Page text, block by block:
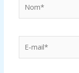
mail*